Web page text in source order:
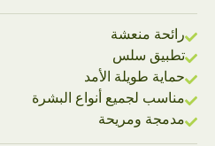
رائحة منعشة
تطبيق سلس
حماية طويلة الأمد
مناسب لجميع أنواع البشرة
مدمجة ومريحة